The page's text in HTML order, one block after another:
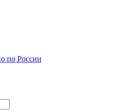
по России